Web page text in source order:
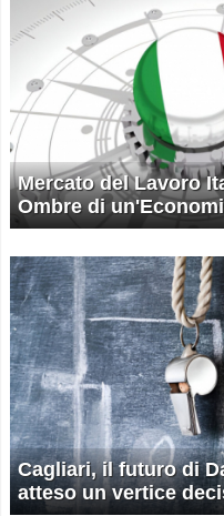
Mercato del Lavoro
Ombre di
Cagliari, il futuro di
atteso un vertice